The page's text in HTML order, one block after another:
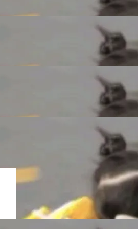
更，除非作者本身
树科技战略配售对
计划。其中，Dee
修复多次传递同
取镜像时会拒绝包
Linux 内核...
）投票中获得
Fluss 迈入新的发
其作为“AI版维基百
待处理状态。 Groki
由人工智能生成内
传统众包百科网站
调查发现，无论
，均未出现近期更
的 Bean、写 R
、
LocaleChangeInt
到第一行翻译文
个 i18n 模块围绕三
强 Iceberg：
INTO 与 Iceb
，正是缺失的那一
上，Doris 进一步支